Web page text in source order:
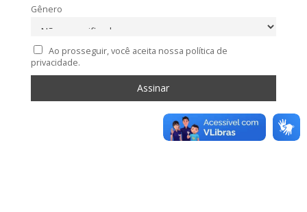
Gênero
Ao prosseguir, você aceita nossa política de
privacidade.